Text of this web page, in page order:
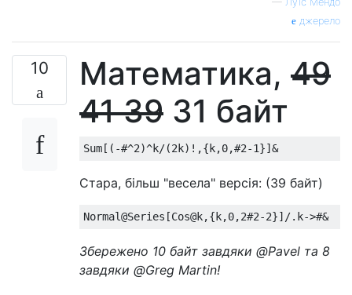
джерело
10 Математика, 49
4139 31 байт
Стара, більш "весела" версія: (39 байт)
Збережено 10 байт завдяки @Pavel та 8
завдяки @Greg Martin!